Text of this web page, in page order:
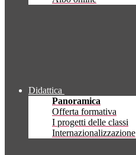
Didattica
Panoramica
Offerta formativa
I progetti delle classi
Internazionalizzazione